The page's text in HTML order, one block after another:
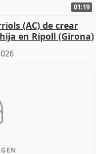
01:19
(AC) de crear
en Ripoll (Girona)